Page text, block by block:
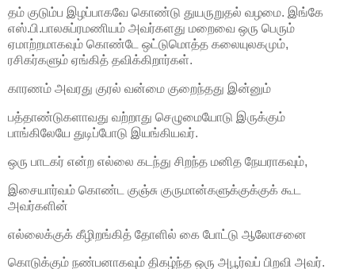
தம் குடும்ப இழப்பாகவே கொண்டு துயருறுதல் வழமை. இங்கே
எஸ்.பி.பாலசுப்ரமணியம் அவர்களது மறைவை ஒரு பெரும்
ஏமாற்றமாகவும் கொண்டே ஒட்டுமொத்த கலையுலகமும்,
ரசிகர்களும் ஏங்கித் தவிக்கிறார்கள்.
காரணம் அவரது குரல் வன்மை குறைந்தது இன்னும்
பத்தாண்டுகளாவது வற்றாது செழுமையோடு இருக்கும்
பாங்கிலேயே துடிப்போடு இயங்கியவர்.
ஒரு பாடகர் என்ற எல்லை கடந்து சிறந்த மனித நேயராகவும்,
இசையார்வம் கொண்ட குஞ்சு குருமான்களுக்குக்குக் கூட
அவர்களின்
எல்லைக்குக் கீழிறங்கித் தோளில் கை போட்டு ஆலோசனை
கொடுக்கும் நண்பனாகவும் திகழ்ந்த ஒரு அபூர்வப் பிறவி அவர்.